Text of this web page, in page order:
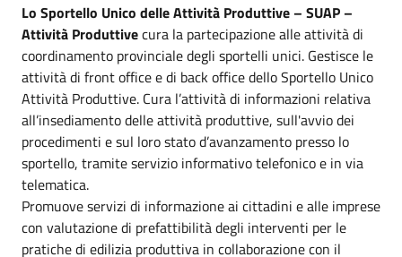
Lo Sportello Unico delle Attività Produttive – SUAP –
Attività Produttivecura la partecipazione alle attività di
coordinamento provinciale degli sportelli unici. Gestisce le
attività di front office e di back office dello Sportello Unico
Attività Produttive. Cura l’attività di informazioni relativa
all’insediamento delle attività produttive, sull'avvio dei
procedimenti e sul loro stato d’avanzamento presso lo
sportello, tramite servizio informativo telefonico e in via
telematica.
Promuove servizi di informazione ai cittadini e alle imprese
con valutazione di prefattibilità degli interventi per le
pratiche di edilizia produttiva in collaborazione con il